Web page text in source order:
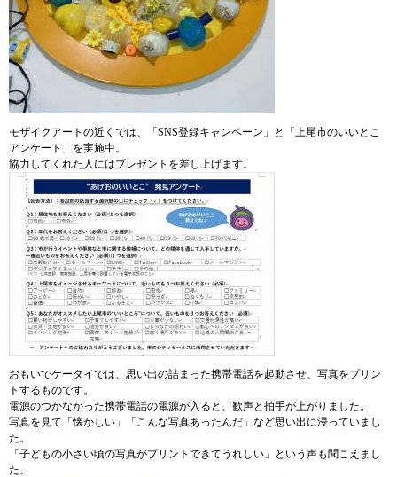
モザイクアートの近くでは、「SNS登録キャンペーン」と「上尾市のいいとこ
アンケート」を実施中。
協力してくれた人にはプレゼントを差し上げます。
おもいでケータイでは、思い出の詰まった携帯電話を起動させ、写真をプリン
トするものです。
電源のつかなかった携帯電話の電源が入ると、歓声と拍手が上がりました。
写真を見て「懐かしい」「こんな写真あったんだ」など思い出に浸っていまし
た。
​「子どもの小さい頃の写真がプリントできてうれしい」という声も聞こえまし
た。